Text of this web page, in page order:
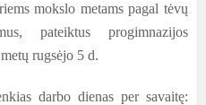
mokslo metams pagal tėvų
pateiktus progimnazijos
rugsėjo 5 d.
darbo dienas per savaitę: